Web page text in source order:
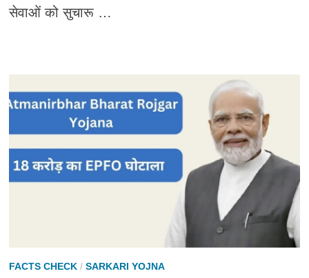
सेवाओं को सुचारू …
FACTS CHECK/ SARKARI YOJNA